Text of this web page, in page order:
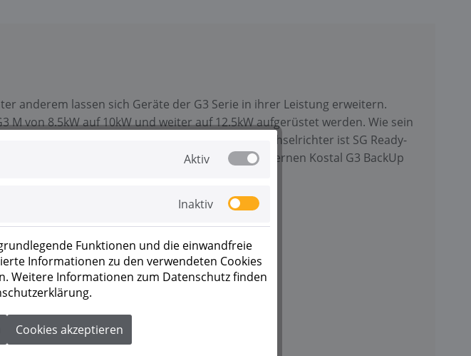
anderem lassen sich Geräte der G3 Serie in ihrer Leistung erweitern.
von 8.5kW auf 10kW und weiter auf 12.5kW aufgerüstet werden. Wie sein
einen integrierten Datenlogger. Der Hybrid-Wechselrichter ist SG Ready-
Zudem bietet der G3, in Verbindung mit dem externen Kostal G3 BackUp
Aktiv
Inaktiv
Funktionen und die einwandfreie
Informationen zu den verwendeten Cookies
Weitere Informationen zum Datenschutz finden
Cookies akzeptieren